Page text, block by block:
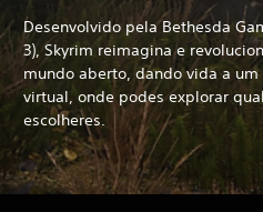
Desenvolvido pela Bethesda
3),Skyrim reimagina e
mundo aberto, dando vida a
virtual, onde podes explorar
escolheres.